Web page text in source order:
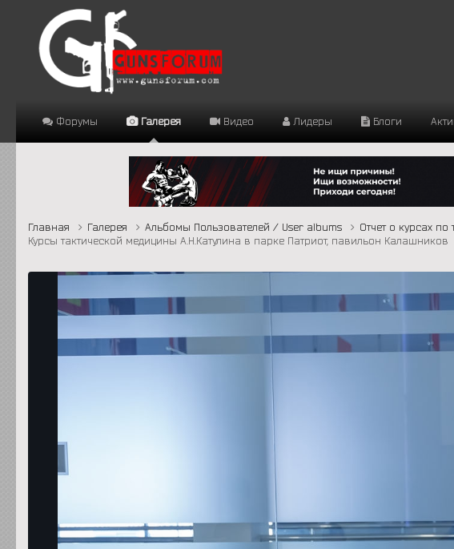
Форумы Галерея Видео Лидеры Блоги
Главная Галерея Альбомы Пользователей / User albums
Отчет о курсах по
Курсы тактической медицины А.Н.Катулина в парке Патриот, павильон Калашников